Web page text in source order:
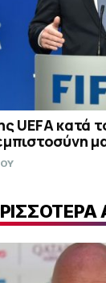
UEFA κατά